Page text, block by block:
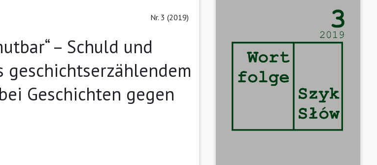
Nr. 3 (2019)
– Schuld und
geschichtserzählendem
Geschichten gegen